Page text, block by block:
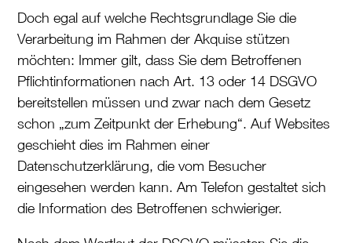
Doch egal auf welche Rechtsgrundlage Sie die
Verarbeitung im Rahmen der Akquise stützen
möchten: Immer gilt, dass Sie dem Betroffenen
Pflichtinformationen nach Art. 13 oder 14 DSGVO
bereitstellen müssen und zwar nach dem Gesetz
schon „zum Zeitpunkt der Erhebung“. Auf Websites
geschieht dies im Rahmen einer
Datenschutzerklärung, die vom Besucher
eingesehen werden kann. Am Telefon gestaltet sich
die Information des Betroffenen schwieriger.